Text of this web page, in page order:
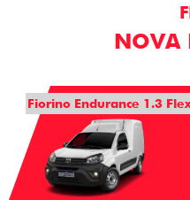
NOVA
Fiorino Endurance 1.3